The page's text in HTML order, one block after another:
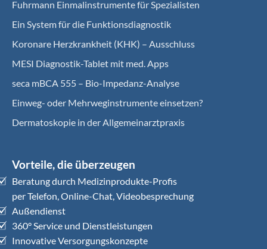
Fuhrmann Einmalinstrumente für Spezialisten
Ein System für die Funktionsdiagnostik
Koro­nare Herz­krank­heit (KHK) – Ausschluss
MESI Diagnostik-Tablet mit med. Apps
seca mBCA 555 – Bio-Impedanz-Analyse
Einweg- oder Mehrweginstrumente einsetzen?
Dermatoskopie in der Allgemeinarztpraxis
Vorteile, die überzeugen
Beratung durch Medizinprodukte-Profis
per Telefon, Online-Chat, Videobesprechung
Außendienst
360° Service und Dienstleistungen
Innovative Versorgungskonzepte